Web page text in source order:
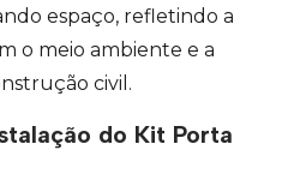
espaço, refletindo a
o meio ambiente e a
civil.
do Kit Porta